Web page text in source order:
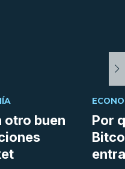
otro buen
Por